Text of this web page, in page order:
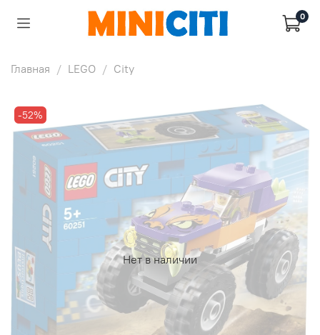
0
Главная LEGO City
Нет в наличии
-52%